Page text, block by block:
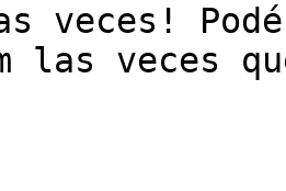
veces!